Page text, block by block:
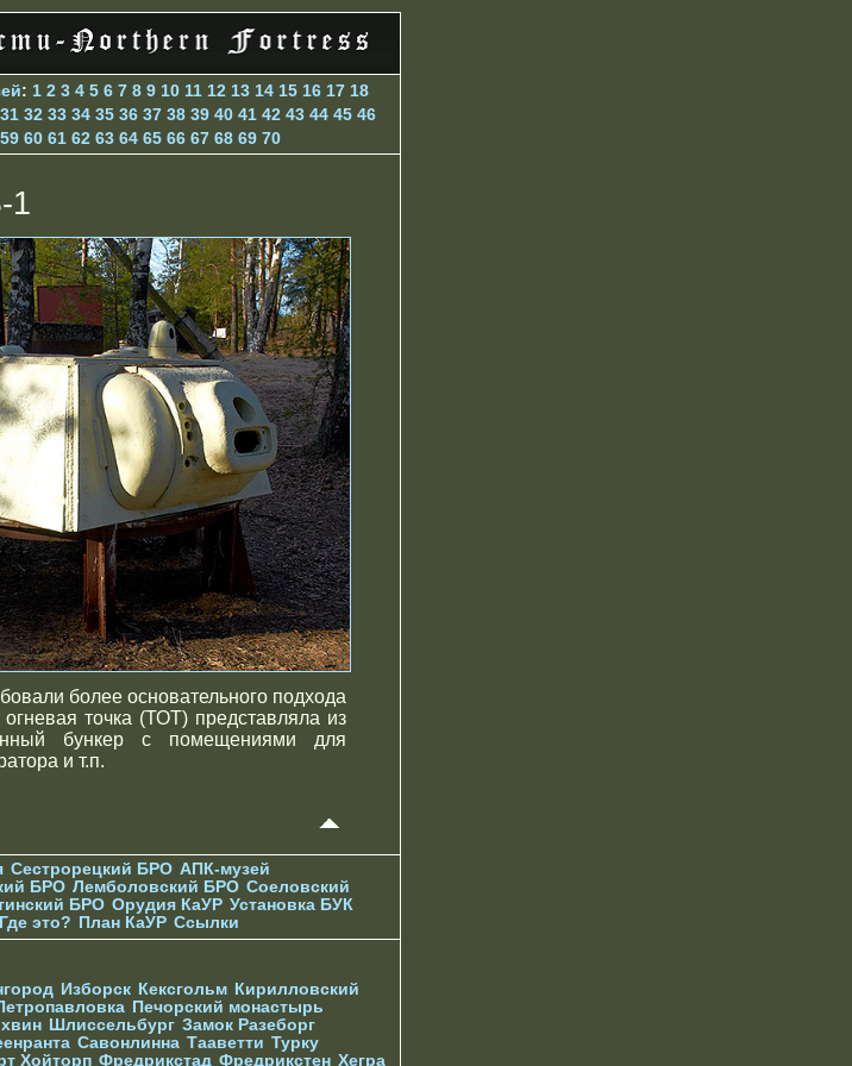
: 1 2 3 4 5 6 7 8 9 10 11 12 13 14 15 16 17 18
31 32 33 34 35 36 37 38 39 40 41 42 43 44 45 46
59 60 61 62 63 64 65 66 67 68 69 70
1
более основательного подхода
точка (ТОТ) представляла из
бункер с помещениями для
и т.п.
Сестрорецкий БРО АПК-музей
БРО Лемболовский БРО Соеловский
БРО Орудия КаУР Установка БУК
Где это? План КаУР Ссылки
Изборск Кексгольм Кирилловский
Печорcкий монастырь
Шлиссельбург Замок Разеборг
Савонлинна Тааветти Турку
Хойторп Фредрикстад Фредрикстен Хегра